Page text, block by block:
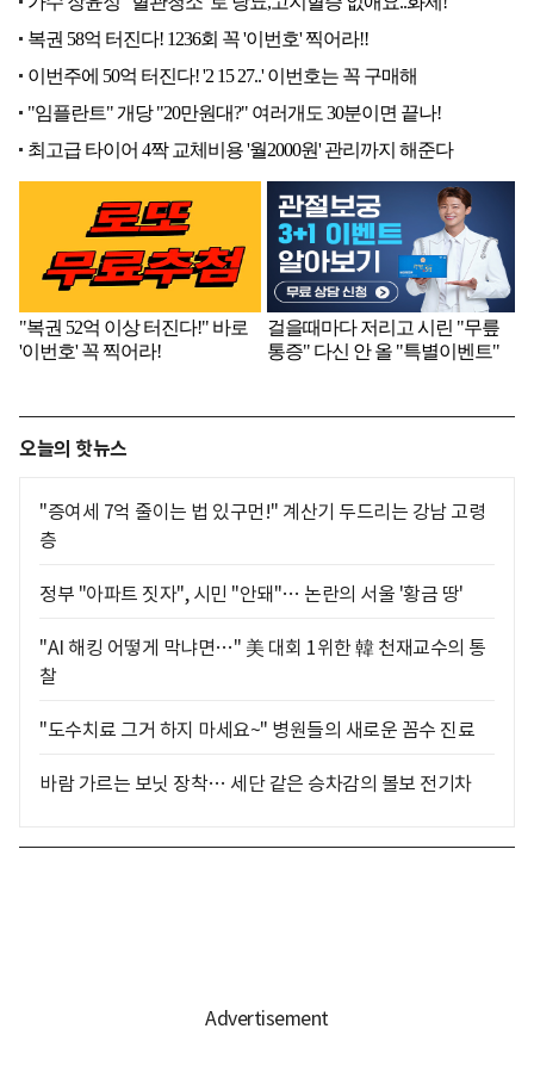
오늘의 핫뉴스
"증여세 7억 줄이는 법 있구먼!" 계산기 두드리는 강남 고령
층
정부 "아파트 짓자", 시민 "안돼"… 논란의 서울 '황금 땅'
"AI 해킹 어떻게 막냐면…" 美 대회 1위한 韓 천재교수의 통
찰
"도수치료 그거 하지 마세요~" 병원들의 새로운 꼼수 진료
바람 가르는 보닛 장착… 세단 같은 승차감의 볼보 전기차